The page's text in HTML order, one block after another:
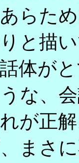
らた
と描
体が
な、
が正
まさ